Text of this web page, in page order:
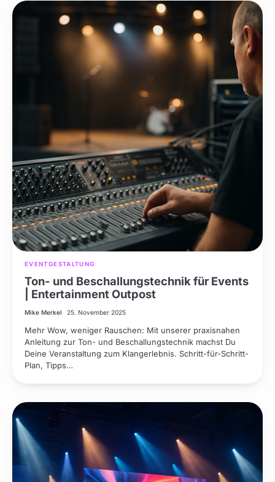
EVENTGESTALTUNG
Ton- und Beschallungstechnik für Events
| Entertainment Outpost
Mike Merkel 25. November 2025
Mehr Wow, weniger Rauschen: Mit unserer praxisnahen
Anleitung zur Ton- und Beschallungstechnik machst Du
Deine Veranstaltung zum Klangerlebnis. Schritt-für-Schritt-
Plan, Tipps…